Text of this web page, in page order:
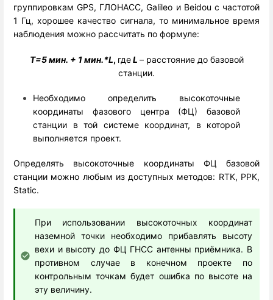
группировкам GPS, ГЛОНАСС, Galileo и Beidou с частотой
1 Гц, хорошее качество сигнала, то минимальное время
наблюдения можно рассчитать по формуле:
T=5 мин. + 1 мин.*L, где L – расстояние до базовой
станции.
Необходимо определить высокоточные
координаты фазового центра (ФЦ) базовой
станции в той системе координат, в которой
выполняется проект.
Определять высокоточные координаты ФЦ базовой
станции можно любым из доступных методов: RTK, PPK,
Static.
При использовании высокоточных координат
наземной точки необходимо прибавлять высоту
вехи и высоту до ФЦ ГНСС антенны приёмника. В
противном случае в конечном проекте по
контрольным точкам будет ошибка по высоте на
эту величину.